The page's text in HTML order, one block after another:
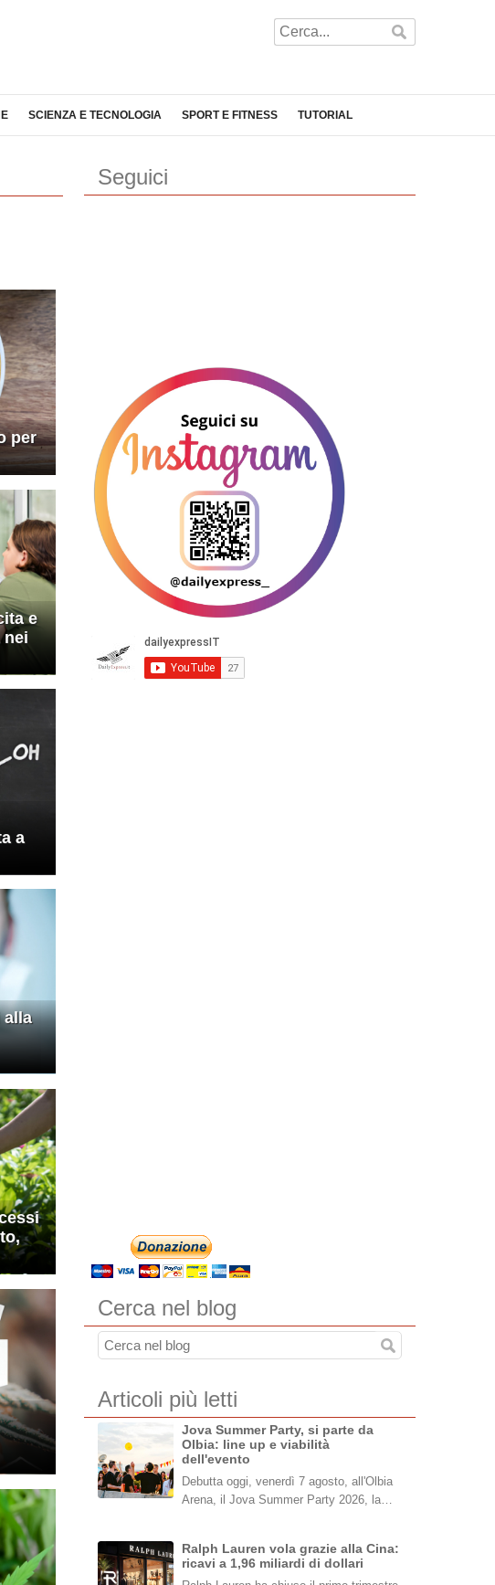
SCIENZA E TECNOLOGIA SPORT E FITNESS TUTORIAL
per
e
nei
a
alla
Seguici
Cerca nel blog
Articoli più letti
Jova Summer Party, si parte da
Olbia: line up e viabilità
dell'evento
Debutta oggi, venerdì 7 agosto, all'Olbia
Arena, il Jova Summer Party 2026, la…
Ralph Lauren vola grazie alla Cina:
ricavi a 1,96 miliardi di dollari